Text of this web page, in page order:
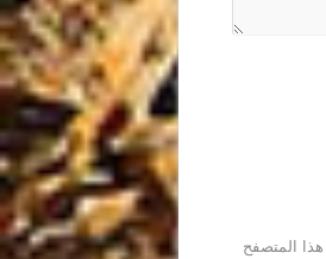
المتصفح